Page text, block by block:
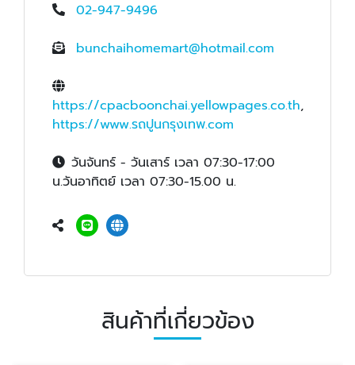
02-947-9496
bunchaihomemart@hotmail.com
https://cpacboonchai.yellowpages.co.th,
https://www.รถปูนกรุงเทพ.com
วันจันทร์ - วันเสาร์ เวลา 07:30-17:00
น.วันอาทิตย์ เวลา 07:30-15.00 น.
สินค้าที่เกี่ยวข้อง